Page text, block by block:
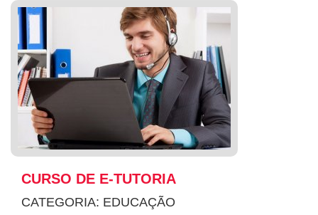
CURSO DE E-TUTORIA
CATEGORIA: EDUCAÇÃO